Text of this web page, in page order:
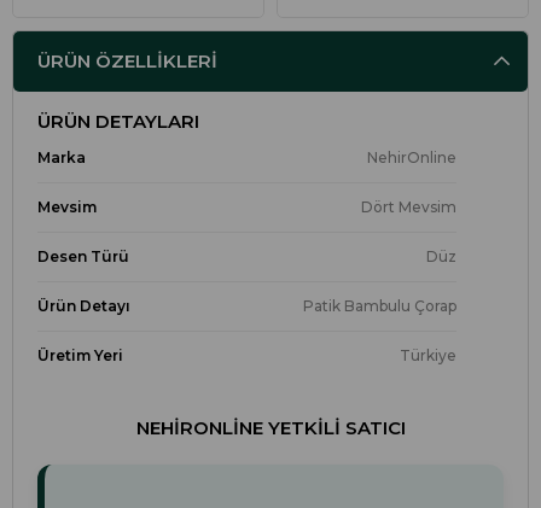
ÜRÜN ÖZELLIKLERI
ÜRÜN DETAYLARI
Marka NehirOnline
Mevsim Dört Mevsim
Desen Türü Düz
Ürün Detayı Patik Bambulu Çorap
Üretim Yeri Türkiye
NEHIRONLINE YETKILI SATICI